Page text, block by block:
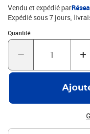
Vendu et expédié par
Expédié sous 7 jours
Quantité
Quantité : 1